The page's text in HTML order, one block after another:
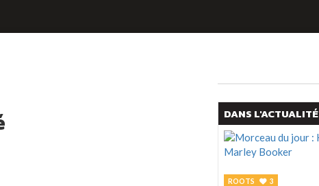
DANS L'ACTUALITÉ
ROOTS 3